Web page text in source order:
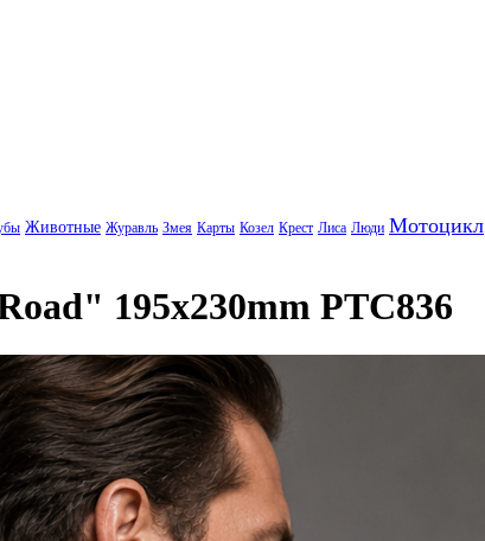
Животные Журавль Змея Карты Козел Крест Лиса Люди Мотоцикл
195x230mm PTC836